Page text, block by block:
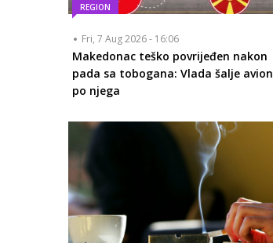
REGION
Fri, 7 Aug 2026 - 16:06
Makedonac teško povrijeđen nakon
pada sa tobogana: Vlada šalje avion
po njega